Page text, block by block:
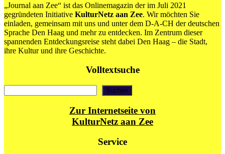
„Journal aan Zee“ ist das Onlinemagazin der im Juli 2021
gegründeten Initiative KulturNetz aan Zee. Wir möchten Sie
einladen, gemeinsam mit uns und unter dem D-A-CH der deutschen
Sprache Den Haag und mehr zu entdecken. Im Zentrum dieser
spannenden Entdeckungsreise steht dabei Den Haag – die Stadt,
ihre Kultur und ihre Geschichte.
Volltextsuche
Suchen
Zur Internetseite von
KulturNetz aan Zee
Service